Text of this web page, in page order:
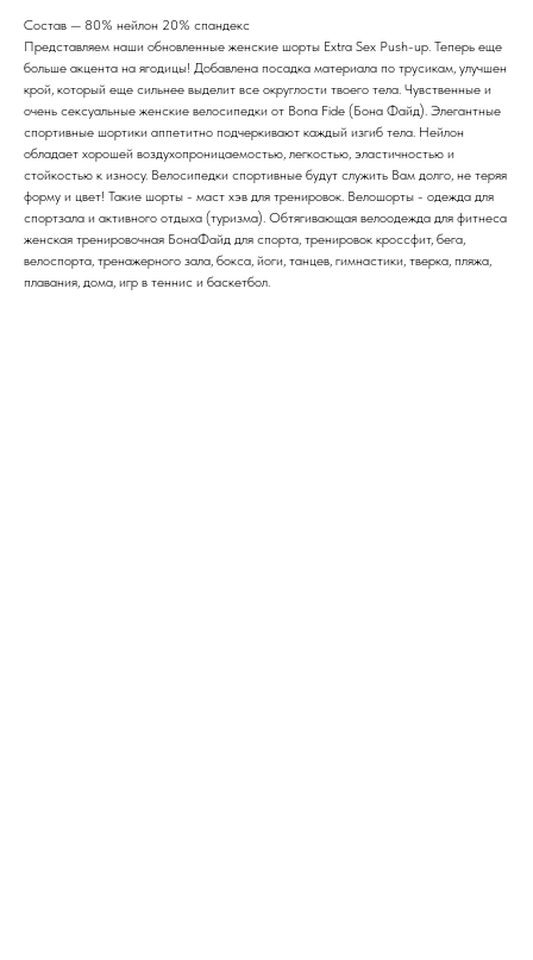
Состав — 80% нейлон 20% спандекс
Представляем наши обновленные женские шорты Extra Sex Push-up. Теперь еще
больше акцента на ягодицы! Добавлена посадка материала по трусикам, улучшен
крой, который еще сильнее выделит все округлости твоего тела. Чувственные и
очень сексуальные женские велосипедки от Bona Fide (Бона Файд). Элегантные
спортивные шортики аппетитно подчеркивают каждый изгиб тела. Нейлон
обладает хорошей воздухопроницаемостью, легкостью, эластичностью и
стойкостью к износу. Велосипедки спортивные будут служить Вам долго, не теряя
форму и цвет! Такие шорты - маст хэв для тренировок. Велошорты - одежда для
спортзала и активного отдыха (туризма). Обтягивающая велоодежда для фитнеса
женская тренировочная БонаФайд для спорта, тренировок кроссфит, бега,
велоспорта, тренажерного зала, бокса, йоги, танцев, гимнастики, тверка, пляжа,
плавания, дома, игр в теннис и баскетбол.